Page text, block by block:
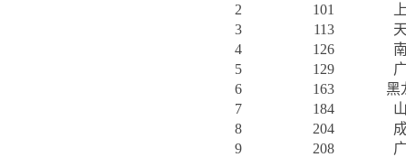
2
101
3
113
4
126
5
129
6
163
黑
7
184
8
204
9
208